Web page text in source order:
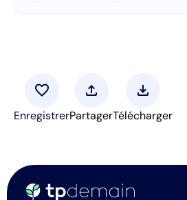
favorite
Enregistrer
upload
Partager
download
Télécharger